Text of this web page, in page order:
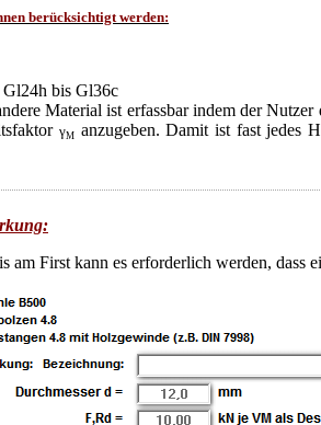
berücksichtigt werden:
bis Gl36c
Material ist erfassbar indem der
γM anzugeben. Damit ist fast jedes
am First kann es erforderlich werden, dass